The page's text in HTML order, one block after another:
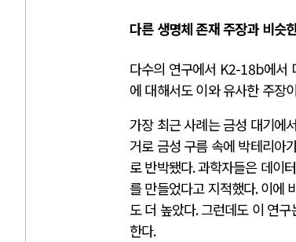
다른 생명체 존재 주장과 비슷
다수의 연구에서 K2-18b에서
에 대해서도 이와 유사한 주장
가장 최근 사례는 금성 대기에
거로 금성 구름 속에 박테리아
로 반박됐다.과학자들은 데이
를 만들었다고 지적했다.이에
도 더 높았다.그런데도 이 연
한다.